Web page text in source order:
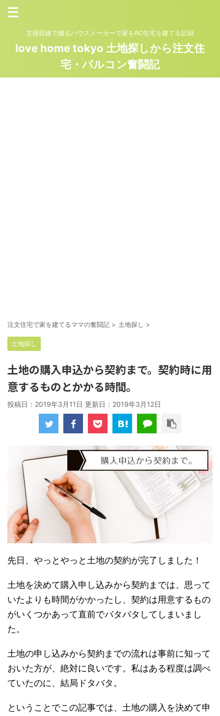
主婦目線で綴るハウスメーカーで家をRC住宅を建てる記録
love home tokyo 土地探しから注文住
宅・パルコン奮闘記
注文住宅で家を建てるママの奮闘記 > 土地探し >
土地探し
土地の購入申込から契約まで。契約時に用
意するものとかかる時間。
投稿日：2019年3月11日 更新日： 2019年3月12日
先日、やっとやっと土地の契約が完了しました！
土地を決めて購入申し込みから契約までは、思って
いたよりも時間がかかったし、契約は用意するもの
がいくつかあって直前でバタバタしてしまいまし
た。
土地の申し込みから契約までの流れは事前に知って
おいた方が、絶対に良いです。私はある程度は調べ
ていたのに、結局ドタバタ。
ということでこの記事では、土地の購入を決めて申